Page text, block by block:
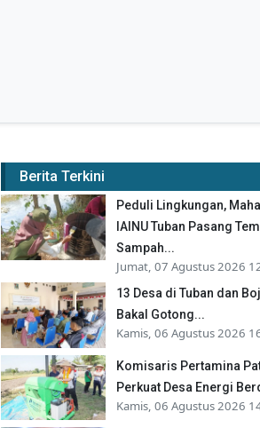
Berita Terkini
Peduli Lingkungan,
IAINU Tuban Pasang
Sampah...
Jumat, 07 Agustus 2026
13 Desa di Tuban dan
Bakal Gotong...
Kamis, 06 Agustus 2026
Komisaris Pertamina
Perkuat Desa Energi
Kamis, 06 Agustus 2026